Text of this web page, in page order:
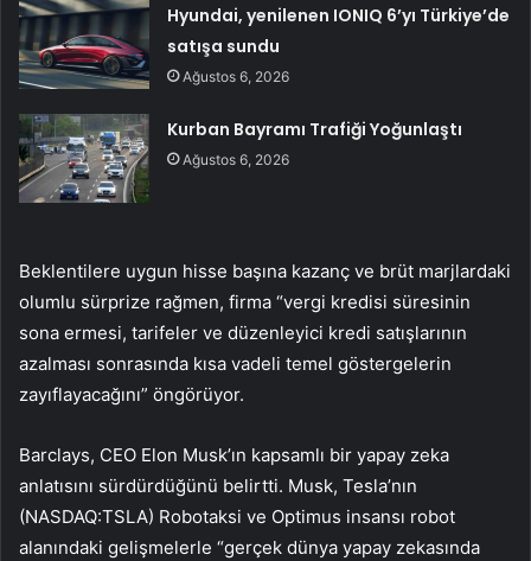
Hyundai, yenilenen IONIQ 6’yı Türkiye’de
satışa sundu
Ağustos 6, 2026
Kurban Bayramı Trafiği Yoğunlaştı
Ağustos 6, 2026
Beklentilere uygun hisse başına kazanç ve brüt marjlardaki
olumlu sürprize rağmen, firma “vergi kredisi süresinin
sona ermesi, tarifeler ve düzenleyici kredi satışlarının
azalması sonrasında kısa vadeli temel göstergelerin
zayıflayacağını” öngörüyor.
Barclays, CEO Elon Musk’ın kapsamlı bir yapay zeka
anlatısını sürdürdüğünü belirtti. Musk, Tesla’nın
(NASDAQ:TSLA) Robotaksi ve Optimus insansı robot
alanındaki gelişmelerle “gerçek dünya yapay zekasında